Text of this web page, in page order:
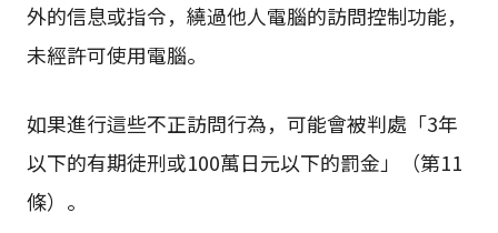
外的信息或指令，繞過他人電腦的訪問控制功能，
未經許可使用電腦。
如果進行這些不正訪問行為，可能會被判處「3年
以下的有期徒刑或100萬日元以下的罰金」（第11
條）。